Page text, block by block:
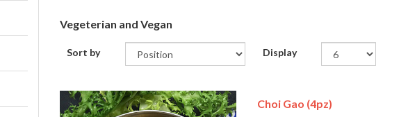
Vegeterian and Vegan
Sort by Display
Choi Gao (4pz)